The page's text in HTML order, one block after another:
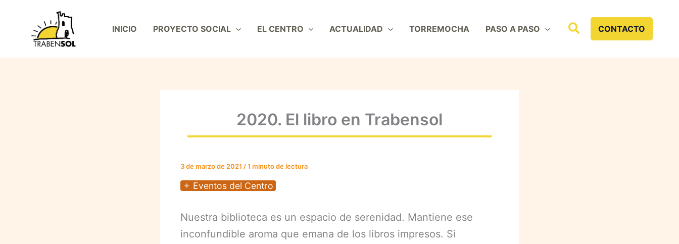
contenido
INICIO PROYECTO SOCIAL EL CENTRO ACTUALIDAD TORREMOCHA PASO A PASO BuscarCONTACTO
2020. El libro en Trabensol
3 de marzo de 2021 /1 minuto de lectura
Eventos del Centro
Nuestra biblioteca es un espacio de serenidad. Mantiene ese
inconfundible aroma que emana de los libros impresos. Si